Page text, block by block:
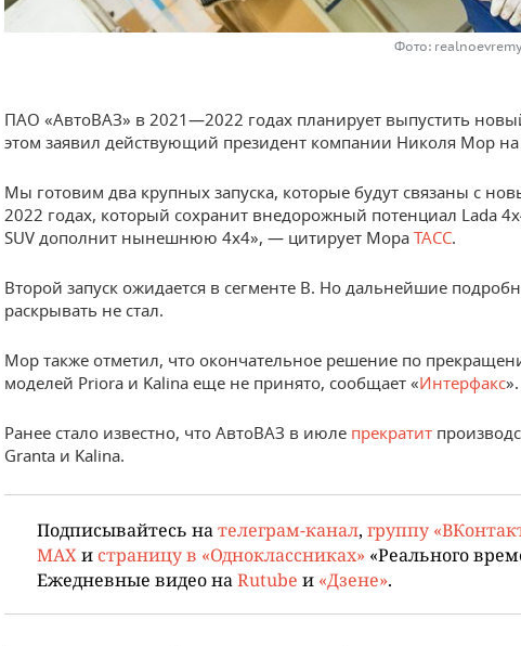
Фото:
ПАО «АвтоВАЗ» в 2021—2022 годах планирует выпустить
этом заявил действующий президент компании Николя Мор
Мы готовим два крупных запуска, которые будут связаны с
2022 годах, который сохранит внедорожный потенциал Lada
SUV дополнит нынешнюю 4х4», — цитирует Мора ТАСС.
Второй запуск ожидается в сегменте B. Но дальнейшие
раскрывать не стал.
Мор также отметил, что окончательное решение по
моделей Priora и Kalinа еще не принято, сообщает «Интерфакс».
Ранее стало известно, что АвтоВАЗ в июле прекратит
Granta и Kalina.
Подписывайтесь нателеграм-канал, группу
MAXи страницу в «Одноклассниках» «Реального
Ежедневные видео наRutube и «Дзене».